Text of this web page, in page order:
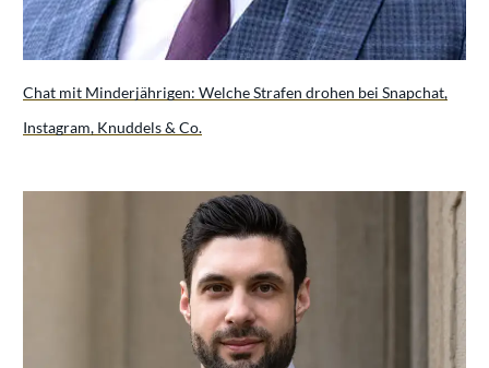
Chat mit Minderjährigen: Welche Strafen drohen bei Snapchat,
Instagram, Knuddels & Co.